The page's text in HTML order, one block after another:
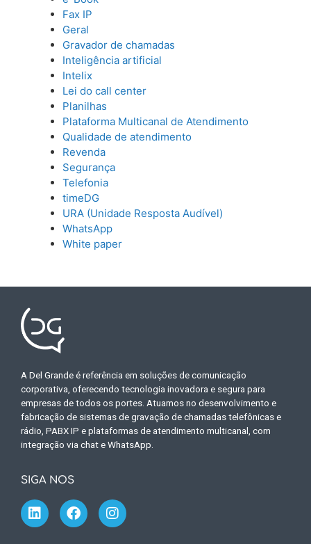
Fax IP
Geral
Gravador de chamadas
Inteligência artificial
Intelix
Lei do call center
Planilhas
Plataforma Multicanal de Atendimento
Qualidade de atendimento
Revenda
Segurança
Telefonia
timeDG
URA (Unidade Resposta Audível)
WhatsApp
White paper
A Del Grande é referência em soluções de comunicação
corporativa, oferecendo tecnologia inovadora e segura para
empresas de todos os portes. Atuamos no desenvolvimento e
fabricação de sistemas de gravação de chamadas telefônicas e
rádio, PABX IP e plataformas de atendimento multicanal, com
integração via chat e WhatsApp.
SIGA NOS